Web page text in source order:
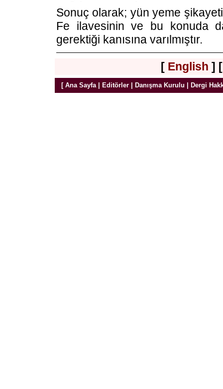
Sonuç olarak; yün yeme
Fe ilavesinin ve bu konuda
gerektiği kanısına varılmıştır.
[ English ]
[ Ana Sayfa| Editörler| Danışma Kurulu Dergi